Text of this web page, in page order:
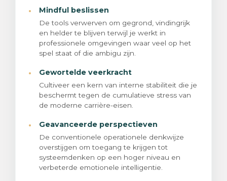
· Mindful beslissen
De tools verwerven om gegrond, vindingrijk
en helder te blijven terwijl je werkt in
professionele omgevingen waar veel op het
spel staat of die ambigu zijn.
· Gewortelde veerkracht
Cultiveer een kern van interne stabiliteit die je
beschermt tegen de cumulatieve stress van
de moderne carrière-eisen.
· Geavanceerde perspectieven
De conventionele operationele denkwijze
overstijgen om toegang te krijgen tot
systeemdenken op een hoger niveau en
verbeterde emotionele intelligentie.